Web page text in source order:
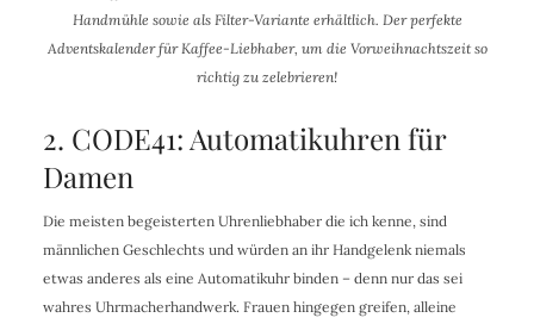
Handmühle sowie als Filter-Variante erhältlich. Der perfekte
Adventskalender für Kaffee-Liebhaber, um die Vorweihnachtszeit so
richtig zu zelebrieren!
2. CODE41: Automatikuhren für
Damen
Die meisten begeisterten Uhrenliebhaber die ich kenne, sind
männlichen Geschlechts und würden an ihr Handgelenk niemals
etwas anderes als eine Automatikuhr binden – denn nur das sei
wahres Uhrmacherhandwerk. Frauen hingegen greifen, alleine